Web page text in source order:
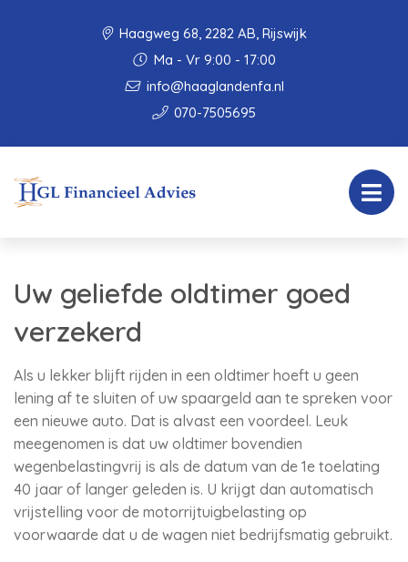
Haagweg 68, 2282 AB, Rijswijk
Ma - Vr 9:00 - 17:00
info@haaglandenfa.nl
070-7505695
Uw geliefde oldtimer goed
verzekerd
Als u lekker blijft rijden in een oldtimer hoeft u geen
lening af te sluiten of uw spaargeld aan te spreken voor
een nieuwe auto. Dat is alvast een voordeel. Leuk
meegenomen is dat uw oldtimer bovendien
wegenbelastingvrij is als de datum van de 1e toelating
40 jaar of langer geleden is. U krijgt dan automatisch
vrijstelling voor de motorrijtuigbelasting op
voorwaarde dat u de wagen niet bedrijfsmatig gebruikt.